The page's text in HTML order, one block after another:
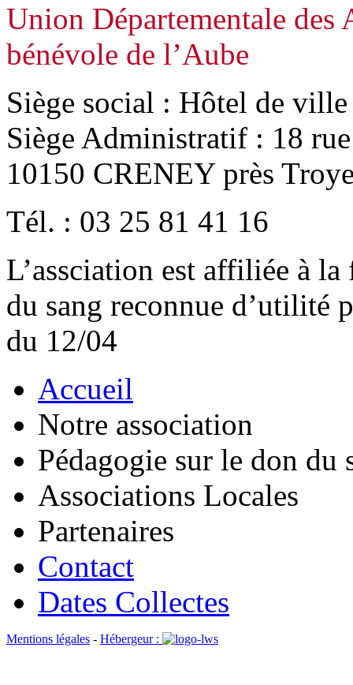
Union Départementale des
bénévole de l’Aube
Siège social : Hôtel de
Siège Administratif : 18 rue
10150 CRENEY près
Tél. : 03 25 81 41 16
L’assciation est affiliée à
du sang reconnue d’utilité
du 12/04
Accueil
Notre association
Pédagogie sur le don du
Associations Locales
Partenaires
Contact
Dates Collectes
Mentions légales - Hébergeur :